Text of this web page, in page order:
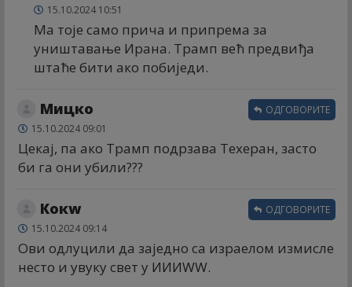
15.10.2024 10:51
Ма тоје само прича и припрема за
уништавање Ирана. Трамп већ предвиђа
штаће бити ако побиједи.
Мицко
15.10.2024 09:01
Цекај, па ако Трамп подрзава Техеран, засто
би га они убили???
ОДГОВОРИТЕ
Кокw
15.10.2024 09:14
Ови одлуцили да заједно са израелом измисле
несто и увуку свет у ИИИWW.
ОДГОВОРИТЕ